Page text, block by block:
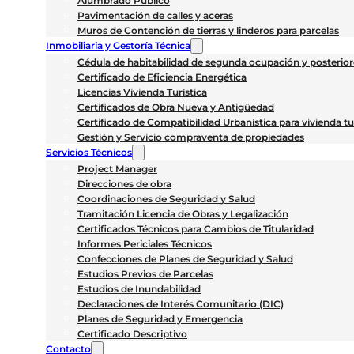
Pavimentación de calles y aceras
Muros de Contención de tierras y linderos para parcelas
Inmobiliaria y Gestoría Técnica
Cédula de habitabilidad de segunda ocupación y
Certificado de Eficiencia Energética
Licencias Vivienda Turística
Certificados de Obra Nueva y Antigüedad
Certificado de Compatibilidad Urbanística para vivienda
Gestión y Servicio compraventa de propiedades
Servicios Técnicos
Project Manager
Direcciones de obra
Coordinaciones de Seguridad y Salud
Tramitación Licencia de Obras y Legalización
Certificados Técnicos para Cambios de Titularidad
Informes Periciales Técnicos
Confecciones de Planes de Seguridad y Salud
Estudios Previos de Parcelas
Estudios de Inundabilidad
Declaraciones de Interés Comunitario (DIC)
Planes de Seguridad y Emergencia
Certificado Descriptivo
Contacto